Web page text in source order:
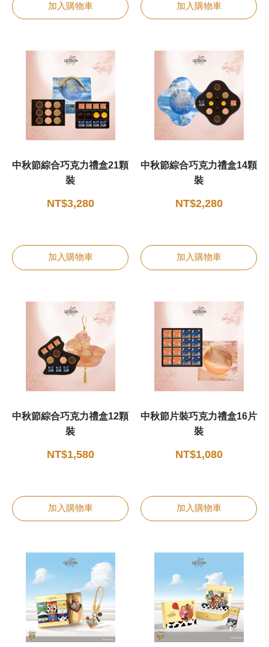
加入購物車 加入購物車
中秋節綜合巧克力禮盒21顆
裝
NT$3,280
加入購物車
中秋節綜合巧克力禮盒14顆
裝
NT$2,280
加入購物車
中秋節綜合巧克力禮盒12顆
裝
NT$1,580
加入購物車
中秋節片裝巧克力禮盒16片
裝
NT$1,080
加入購物車